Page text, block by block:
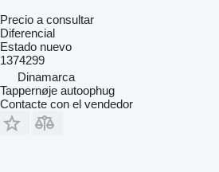
Precio a consultar
Diferencial
Estado nuevo
1374299
Dinamarca
Tappernøje autoophug
Contacte con el vendedor